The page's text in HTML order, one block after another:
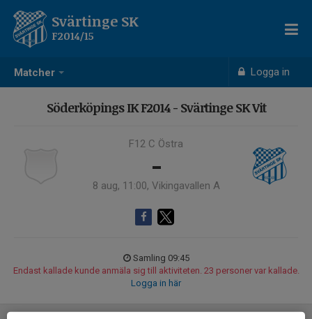
Matcher Logga in
Svärtinge SK
F2014/15
Söderköpings IK F2014 - Svärtinge SK Vit
F12 C Östra
-
8 aug, 11:00, Vikingavallen A
Samling 09:45
Endast kallade kunde anmäla sig till aktiviteten. 23 personer var kallade.
Logga in här